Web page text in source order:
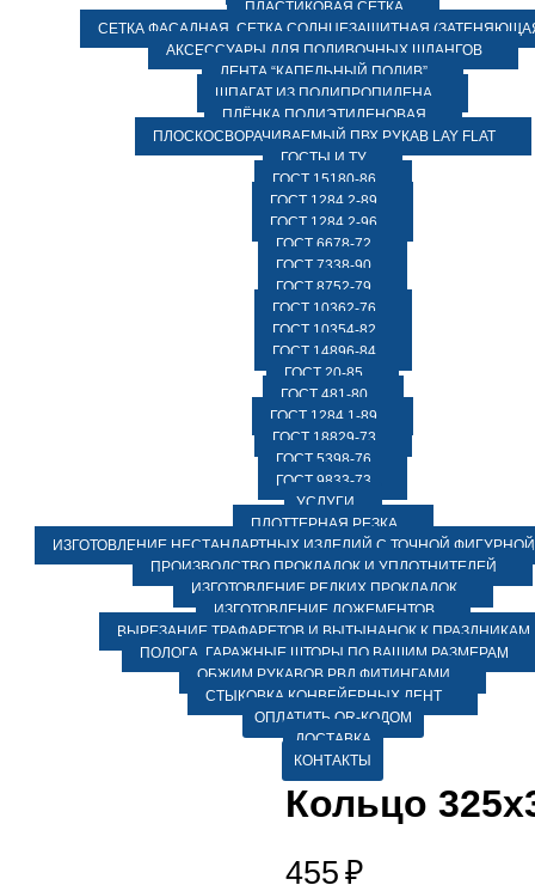
ПЛАСТИКОВАЯ СЕТКА
СЕТКА ФАСАДНАЯ. СЕТКА СОЛНЦЕЗАЩИТНАЯ
АКСЕССУАРЫ ДЛЯ ПОЛИВОЧНЫХ ШЛАНГОВ
ЛЕНТА “КАПЕЛЬНЫЙ ПОЛИВ”
ШПАГАТ ИЗ ПОЛИПРОПИЛЕНА
ПЛЁНКА ПОЛИЭТИЛЕНОВАЯ
ПЛОСКОСВОРАЧИВАЕМЫЙ ПВХ РУКАВ LAY FLAT
ГОСТЫ И ТУ
ГОСТ 15180-86
ГОСТ 1284.2-89
ГОСТ 1284.2-96
ГОСТ 6678-72
ГОСТ 7338-90
ГОСТ 8752-79
ГОСТ 10362-76
ГОСТ 10354-82
ГОСТ 14896-84
ГОСТ 20-85
ГОСТ 481-80
ГОСТ 1284.1-89
ГОСТ 18829-73
ГОСТ 5398-76
ГОСТ 9833-73
УСЛУГИ
ПЛОТТЕРНАЯ РЕЗКА
ИЗГОТОВЛЕНИЕ НЕСТАНДАРТНЫХ ИЗДЕЛИЙ С ТОЧНОЙ ФИГУРНОЙ
ПРОИЗВОДСТВО ПРОКЛАДОК И УПЛОТНИТЕЛЕЙ
ИЗГОТОВЛЕНИЕ РЕДКИХ ПРОКЛАДОК
ИЗГОТОВЛЕНИЕ ЛОЖЕМЕНТОВ
ВЫРЕЗАНИЕ ТРАФАРЕТОВ И ВЫТЫНАНОК К ПРАЗДНИКАМ
ПОЛОГА, ГАРАЖНЫЕ ШТОРЫ ПО ВАШИМ РАЗМЕРАМ
ОБЖИМ РУКАВОВ РВД ФИТИНГАМИ
СТЫКОВКА КОНВЕЙЕРНЫХ ЛЕНТ
ОПЛАТИТЬ QR-КОДОМ
ДОСТАВКА
КОНТАКТЫ
Кольцо
455 ₽